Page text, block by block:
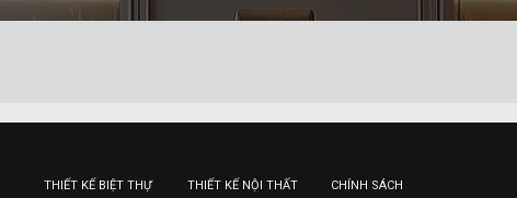
THIẾT KẾ BIỆT THỰ THIẾT KẾ NỘI THẤT CHÍNH SÁCH